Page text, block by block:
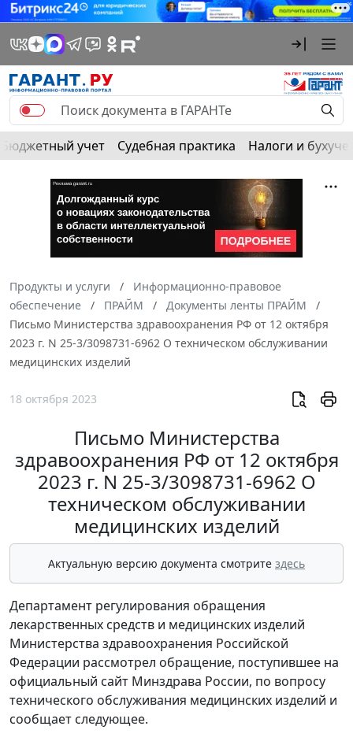
Бюджетный учет Судебная практика Налоги и
Продукты и услуги
Информационно-правовое
обеспечение
ПРАЙМ
Документы ленты ПРАЙМ
Письмо Министерства здравоохранения РФ от 12 октября
2023 г. N 25-3/3098731-6962 О техническом обслуживании
медицинских изделий
18 октября 2023
Письмо Министерства
здравоохранения РФ от 12 октября
2023 г. N 25-3/3098731-6962 О
техническом обслуживании
медицинских изделий
Актуальную версию документа смотрите здесь
Департамент регулирования обращения
лекарственных средств и медицинских изделий
Министерства здравоохранения Российской
Федерации рассмотрел обращение, поступившее на
официальный сайт Минздрава России, по вопросу
технического обслуживания медицинских изделий и
сообщает следующее.